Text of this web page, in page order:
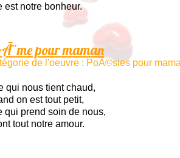
est notre bonheur.
pour maman
de l'oeuvre : PoÃ©sies pour
qui nous tient chaud,
on est tout petit,
qui prend soin de nous,
tout notre amour.